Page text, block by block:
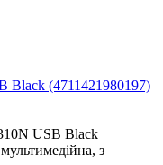
Black (4711421980197)
USB Black
з